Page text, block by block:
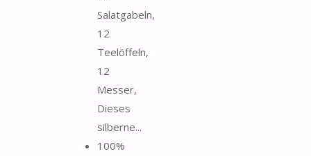
Salatgabeln,
12
Teelöffeln,
12
Messer,
Dieses
silberne...
100%